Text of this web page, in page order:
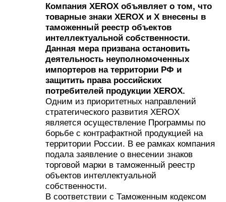
Компания XEROX объявляет о том, что
товарные знаки XEROX и X внесены в
таможенный реестр объектов
интеллектуальной собственности.
Данная мера призвана остановить
деятельность неуполномоченных
импортеров на территории РФ и
защитить права российских
потребителей продукции XEROX.
Одним из приоритетных направлений
стратегического развития XEROX
является осуществление Программы по
борьбе с контрафактной продукцией на
территории России. В ее рамках компания
подала заявление о внесении знаков
торговой марки в таможенный реестр
объектов интеллектуальной
собственности.
В соответствии с Таможенным кодексом